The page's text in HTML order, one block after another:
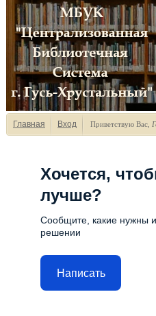
Главная Вход Приветствую Вас
Хочется,
лучше?
Сообщите, какие нужны
решении
Написать